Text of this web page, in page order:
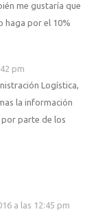
me gustaría que
haga por el 10%
pm
Logística,
la información
parte de los
a las 12:45 pm